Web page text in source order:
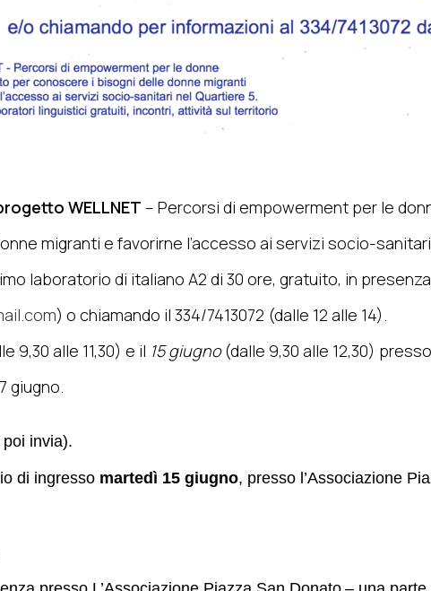
WELLNET – Percorsi di empowerment per le
migranti e favorirne l’accesso ai servizi socio-
laboratorio di italiano A2 di 30 ore, gratuito, in
) o chiamando il 334/7413072 (dalle 12 alle 14).
9,30 alle 11,30) e il 15 giugno(dalle 9,30 alle 12,30)
giugno.
invia).
di ingresso martedì 15 giugno, presso l’Associazione Pi